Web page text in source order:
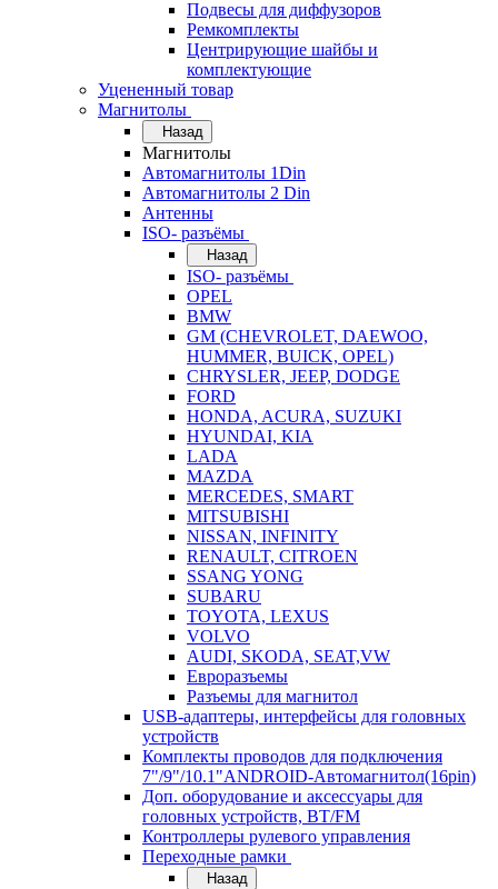
Подвесы для диффузоров
Ремкомплекты
Центрирующие шайбы и
комплектующие
Уцененный товар
Магнитолы
Назад
Магнитолы
Автомагнитолы 1Din
Автомагнитолы 2 Din
Антенны
ISO- разъёмы
Назад
ISO- разъёмы
OPEL
BMW
GM (CHEVROLET, DAEWOO,
HUMMER, BUICK, OPEL)
CHRYSLER, JEEP, DODGE
FORD
HONDA, ACURA, SUZUKI
HYUNDAI, KIA
LADA
MAZDA
MERCEDES, SMART
MITSUBISHI
NISSAN, INFINITY
RENAULT, CITROEN
SSANG YONG
SUBARU
TOYOTA, LEXUS
VOLVO
AUDI, SKODA, SEAT,VW
Евроразъемы
Разъемы для магнитол
USB-адаптеры, интерфейсы для головных
устройств
Комплекты проводов для подключения
7"/9"/10.1"ANDROID-Автомагнитол(16pin)
Доп. оборудование и аксессуары для
головных устройств, BT/FM
Контроллеры рулевого управления
Переходные рамки
Назад